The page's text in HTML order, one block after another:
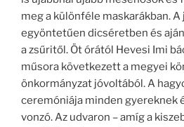
meg a különféle maskarákban.
egyöntetűen dicséretben és
a zsűritől. Öt órától Hevesi Imi
műsora következett a megyei
önkormányzat jóvoltából. A
ceremóniája minden gyereknek
vonzó. Az udvaron – amíg a